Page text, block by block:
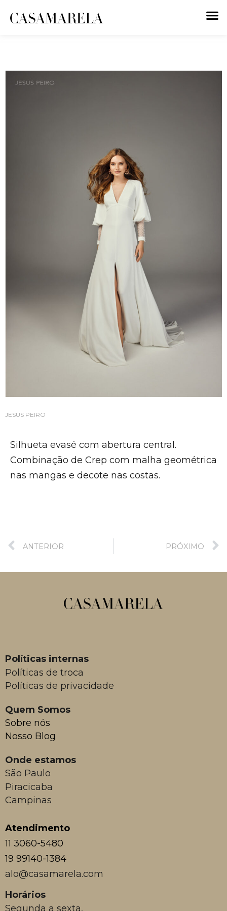
JESUS PEIRO
Silhueta evasé com abertura central.
Combinação de Crep com malha geométrica
nas mangas e decote nas costas.
ANTERIOR PRÓXIMO
Políticas internas
Políticas de troca
Políticas de privacidade
Quem Somos
Sobre nós
Nosso Blog
Onde estamos
São Paulo
Piracicaba
Campinas
Atendimento
11 3060-5480
19 99140-1384
alo@casamarela.com
Horários
Segunda a sexta,